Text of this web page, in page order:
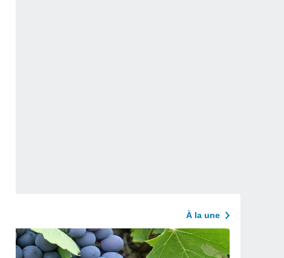
À la une